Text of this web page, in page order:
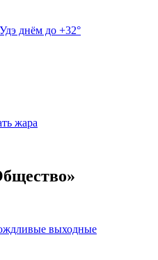
днём до +32°
жара
выходные